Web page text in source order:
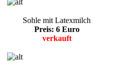
Sohle mit Latexmilch
Preis: 6 Euro
verkauft